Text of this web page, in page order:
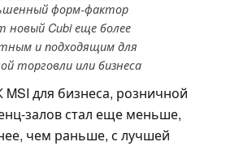
форм-фактор
новый Cubi еще более
и подходящим для
торговли или бизнеса
для бизнеса, розничной
залов стал еще меньше,
чем раньше, с лучшей